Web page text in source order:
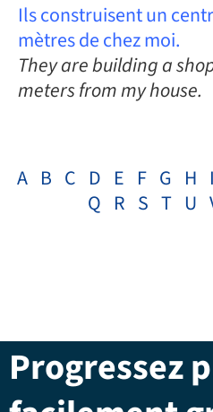
Ils construisent un
mètres de chez moi.
They are building a
meters from my house.
A B C D E F G H I
Q R S T U
Progressez